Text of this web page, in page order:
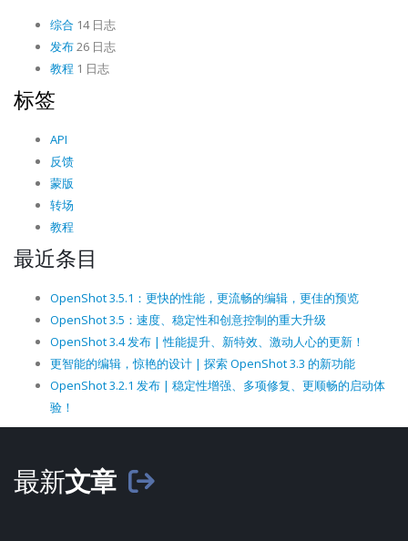
综合 14 日志
发布26 日志
教程 1 日志
标签
API
反馈
蒙版
转场
教程
最近条目
OpenShot 3.5.1：更快的性能，更流畅的编辑，更佳的预览
OpenShot 3.5：速度、稳定性和创意控制的重大升级
OpenShot 3.4 发布 | 性能提升、新特效、激动人心的更新！
更智能的编辑，惊艳的设计 | 探索 OpenShot 3.3 的新功能
OpenShot 3.2.1 发布 | 稳定性增强、多项修复、更顺畅的启动体
验！
最新文章